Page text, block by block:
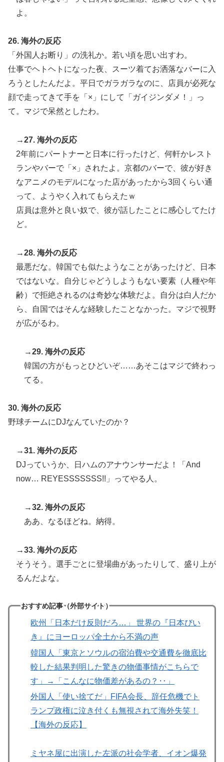
よ。
26. 海外の反応
「外国人お断り」の洗礼か。若い頃を思い出すわ。
仕事でヘトヘトになった夜、スーツ着てお洒落なバーに入
ろうとしたんだよ。平日でガラガラなのに、店員が必死な
顔で走ってきて手を「×」にして「ガイジンダメ！」っ
て。マジで呆然としたわ。
→27. 海外の反応
2年前にパートナーと日本に行ったけど、何軒かレスト
ランやバーで「×」されたよ。京都のバーで、彼が好き
なアニメのモデルになった店があったから3回くらい通
って、ようやく入れてもらえたｗ
店員は意外と良い奴で、彼が話したことに感心してたけ
ど。
→28. 海外の反応
最悪だな。韓国でも似たようなことがあったけど、日本
ではないな。自分じゃどうしようもない要素（人種や年
齢）で拒絶されるのは奇妙な体験だよ。自分は白人だか
ら、自国ではそんな経験したことなかった。マジで視野
が広がるわ。
→29. 海外の反応
韓国の方がもっとひどいぞ……あそこはマジで終わっ
てる。
30. 海外の反応
野球チームにDJなんていたのか？
→31. 海外の反応
DJっていうか、日ハムのアナウンサーだよ！「And
now… REYESSSSSSS!!」ってやる人。
→32. 海外の反応
ああ、なるほどね。納得。
→33. 海外の反応
そうそう。選手ごとに登場曲があったりして、盛り上が
るんだよな。
おすすめ記事（外部サイト）
欧州「日本だけ反則だろ…」 世界の『日本びい
き』にヨーロッパ全土から不満の声
韓国人「東京とソウルの宿泊費や交通費を徹底比
較した結果判明した驚きの物価事情がこちらで
す」→「こんなに物価差があるの？‥」
外国人「使い捨てだ」FIFA会長、辞任危機でト
ランプ政権に泣き付くも無視されて海外失笑！
【海外の反応】
ミヤネ屋に出演した左派の社会学者、イオン爆発